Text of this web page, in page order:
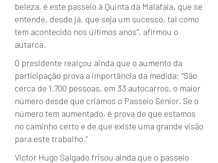
beleza, é este passeio à Quinta da Malafaia, que se
entende, desde já, que seja um sucesso, tal como
tem acontecido nos últimos anos”, afirmou o
autarca.
O presidente realçou ainda que o aumento da
participação prova a importância da medida: “São
cerca de 1.700 pessoas, em 33 autocarros, o maior
número desde que criámos o Passeio Sénior. Se o
número tem aumentado, é prova de que estamos
no caminho certo e de que existe uma grande visão
para este trabalho.”
Victor Hugo Salgado frisou ainda que o passeio